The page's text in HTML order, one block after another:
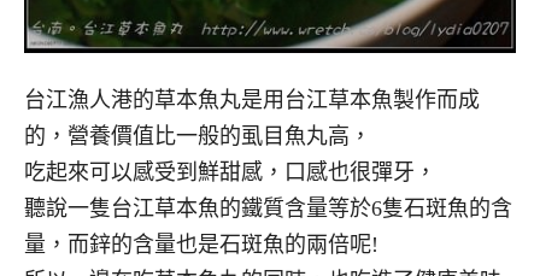
台江漁人港的草本魚丸是用台江草本魚製作而成
的，營養價值比一般的虱目魚丸高，
吃起來可以感受到鮮甜感，口感也很彈牙，
聽說一隻台江草本魚的鐵質含量等於6隻石斑魚的含
量，而鋅的含量也是石斑魚的兩倍呢!